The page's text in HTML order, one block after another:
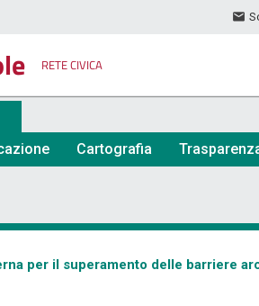
RETE CIVICA
Cartografia
per il superamento delle barriere